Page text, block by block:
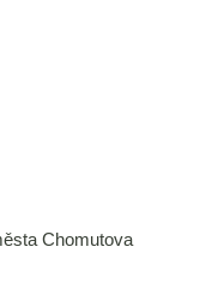
Chomutova